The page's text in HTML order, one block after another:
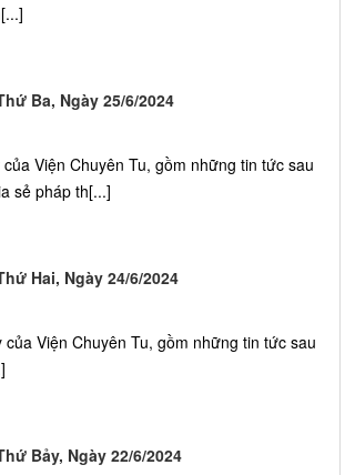
Ba, Ngày 25/6/2024
Viện Chuyên Tu, gồm những tin tức sau
sẻ pháp th[...]
Hai, Ngày 24/6/2024
Viện Chuyên Tu, gồm những tin tức sau
Bảy, Ngày 22/6/2024